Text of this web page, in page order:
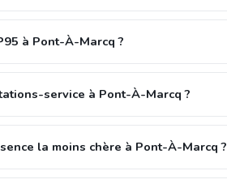
à Pont-À-Marcq ?
service à Pont-À-Marcq ?
la moins chère à Pont-À-Marcq ?